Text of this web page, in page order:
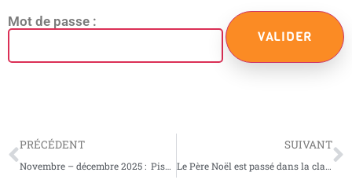
Mot de passe :
PRÉCÉDENT
Novembre – décembre 2025 : Piscine
SUIVANT
Le Père Noël est passé dans la classe!